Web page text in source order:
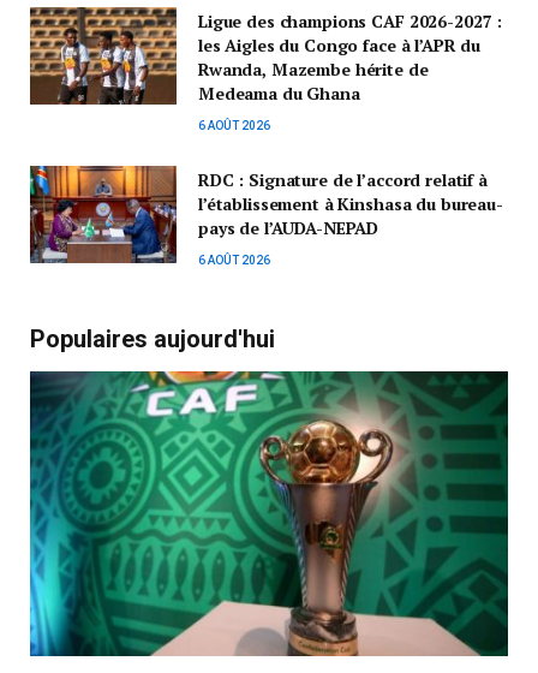
Ligue des champions CAF 2026-2027 :
les Aigles du Congo face à l’APR du
Rwanda, Mazembe hérite de
Medeama du Ghana
6 AOÛT 2026
RDC : Signature de l’accord relatif à
l’établissement à Kinshasa du bureau-
pays de l’AUDA-NEPAD
6 AOÛT 2026
Populaires aujourd'hui